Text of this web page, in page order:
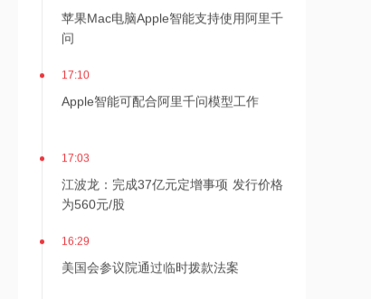
苹果Mac电脑Apple智能支持使用阿里千
问
17:10
Apple智能可配合阿里千问模型工作
17:03
江波龙：完成37亿元定增事项 发行价格
为560元/股
16:29
美国会参议院通过临时拨款法案